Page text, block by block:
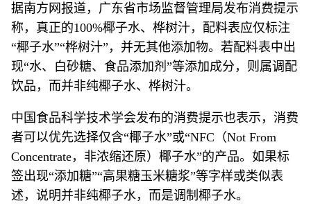
据南方网报道，广东省市场监督管理局发布消费提示
称，真正的100%椰子水、桦树汁，配料表应仅标注
“椰子水”“桦树汁”，并无其他添加物。若配料表中出
现“水、白砂糖、食品添加剂”等添加成分，则属调配
饮品，而并非纯椰子水、桦树汁。
中国食品科学技术学会发布的消费提示也表示，消费
者可以优先选择仅含“椰子水”或“NFC（Not From
Concentrate，非浓缩还原）椰子水”的产品。如果标
签出现“添加糖”“高果糖玉米糖浆”等字样或类似表
述，说明并非纯椰子水，而是调制椰子水。